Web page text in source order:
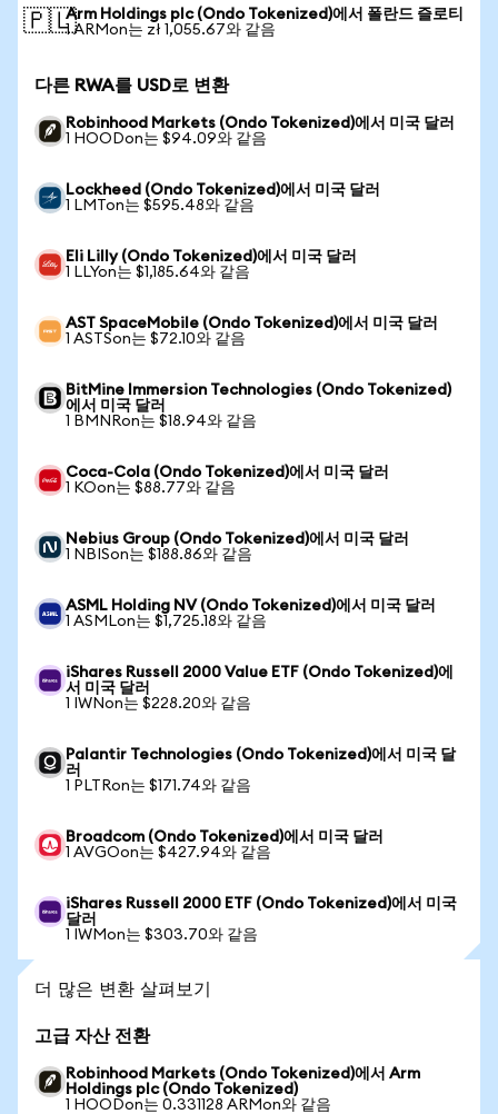
🇵🇱Arm Holdings plc (Ondo Tokenized)에서 폴란드 즐로티
1 ARMon는 zł 1,055.67와 같음
다른 RWA를 USD로 변환
Robinhood Markets (Ondo Tokenized)에서 미국 달러
1 HOODon는 $94.09와 같음
Lockheed (Ondo Tokenized)에서 미국 달러
1 LMTon는 $595.48와 같음
Eli Lilly (Ondo Tokenized)에서 미국 달러
1 LLYon는 $1,185.64와 같음
AST SpaceMobile (Ondo Tokenized)에서 미국 달러
1 ASTSon는 $72.10와 같음
BitMine Immersion Technologies (Ondo Tokenized)
에서 미국 달러
1 BMNRon는 $18.94와 같음
Coca-Cola (Ondo Tokenized)에서 미국 달러
1 KOon는 $88.77와 같음
Nebius Group (Ondo Tokenized)에서 미국 달러
1 NBISon는 $188.86와 같음
ASML Holding NV (Ondo Tokenized)에서 미국 달러
1 ASMLon는 $1,725.18와 같음
iShares Russell 2000 Value ETF (Ondo Tokenized)에
서 미국 달러
1 IWNon는 $228.20와 같음
Palantir Technologies (Ondo Tokenized)에서 미국 달
러
1 PLTRon는 $171.74와 같음
Broadcom (Ondo Tokenized)에서 미국 달러
1 AVGOon는 $427.94와 같음
iShares Russell 2000 ETF (Ondo Tokenized)에서 미국
달러
1 IWMon는 $303.70와 같음
더 많은 변환 살펴보기
고급 자산 전환
Robinhood Markets (Ondo Tokenized)에서 Arm
Holdings plc (Ondo Tokenized)
1 HOODon는 0.331128 ARMon와 같음